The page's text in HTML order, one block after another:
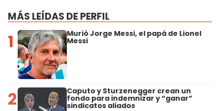
MÁS LEÍDAS DE PERFIL
1 Murió Jorge Messi, el papá de Lionel
Messi
2 Caputo y Sturzenegger crean un
fondo para indemnizar y “ganar”
sindicatos aliados